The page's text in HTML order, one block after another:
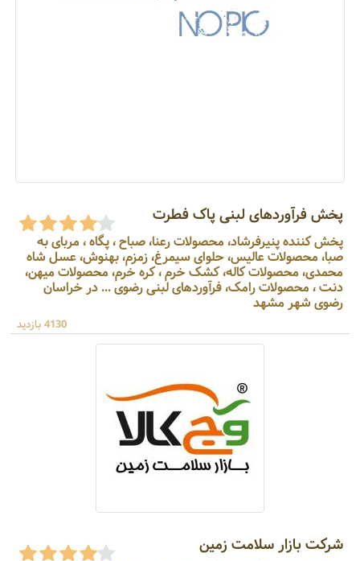
پخش فرآوردهای لبنی پاک فطرت
پخش کننده پنیرفرشاد، محصولات رعنا، صباح ، پگاه ، مربای به
صبا، محصولات عالیس، حلوای سیمرغ، زمزم، بهنوش، عسل شاه
محمدی، محصولات کاله، کشک خرم ، کره خرم، محصولات میهن،
دنت ، محصولات رامک، فرآوردهای لبنی رضوی ... در خراسان
رضوی شهر مشهد
4130 بازدید
شرکت بازار سلامت زمین